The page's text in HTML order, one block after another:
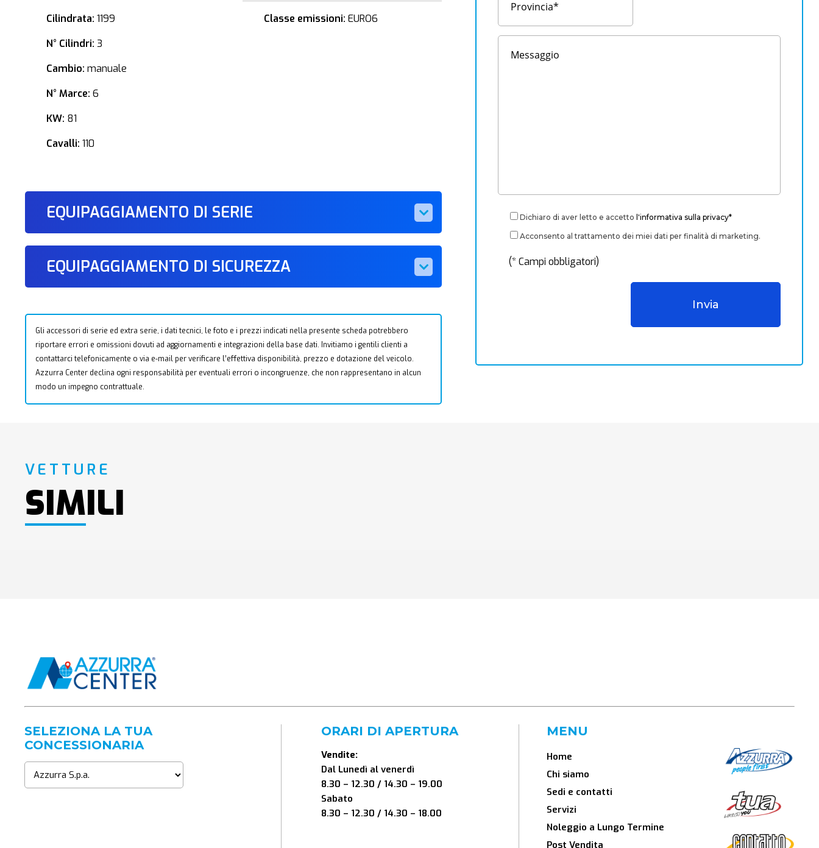
Cilindrata: 1199
N° Cilindri: 3
Cambio: manuale
N° Marce: 6
KW: 81
Cavalli: 110
Classe emissioni: EURO6
EQUIPAGGIAMENTO DI SERIE
EQUIPAGGIAMENTO DI SICUREZZA
Gli accessori di serie ed extra serie, i dati tecnici, le foto e i prezzi indicati nella presente scheda potrebbero
riportare errori e omissioni dovuti ad aggiornamenti e integrazioni della base dati. Invitiamo i gentili clienti a
contattarci telefonicamente o via e-mail per verificare l’effettiva disponibilità, prezzo e dotazione del veicolo.
Azzurra Center declina ogni responsabilità per eventuali errori o incongruenze, che non rappresentano in alcun
modo un impegno contrattuale.
Dichiaro di aver letto e accetto l'informativa sulla privacy*
Acconsento al trattamento dei miei dati per finalità di marketing.
(* Campi obbligatori)
VETTURE
SIMILI
SELEZIONA LA TUA
CONCESSIONARIA
ORARI DI APERTURA
Vendite:
Dal Lunedì al venerdì
8.30 – 12.30 / 14.30 – 19.00
Sabato
8.30 – 12.30 / 14.30 – 18.00
MENU
Home
Chi siamo
Sedi e contatti
Servizi
Noleggio a Lungo Termine
Post Vendita